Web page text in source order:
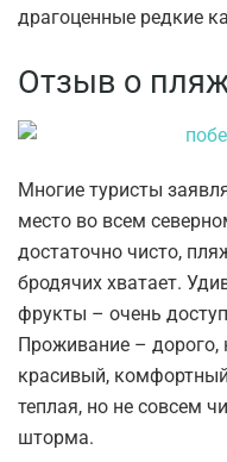
драгоценные редкие
Отзыв о
Многие туристы
место во всем
достаточно чисто,
бродячих хватает.
фрукты – очень
Проживание – дорого,
красивый,
теплая, но не совсем
шторма.